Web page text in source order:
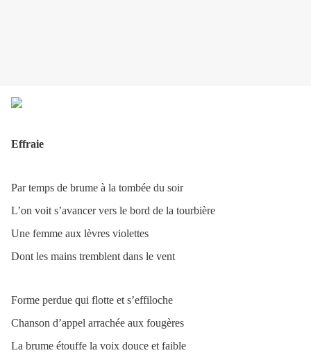
Effraie
Par temps de brume à la tombée du soir
L’on voit s’avancer vers le bord de la tourbière
Une femme aux lèvres violettes
Dont les mains tremblent dans le vent
Forme perdue qui flotte et s’effiloche
Chanson d’appel arrachée aux fougères
La brume étouffe la voix douce et faible